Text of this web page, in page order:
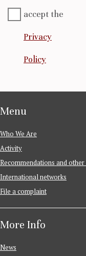
accept the
Privacy
Policy
Menu
Who We Are
Activity
Recommendations and other
International networks
File a complaint
More Info
News